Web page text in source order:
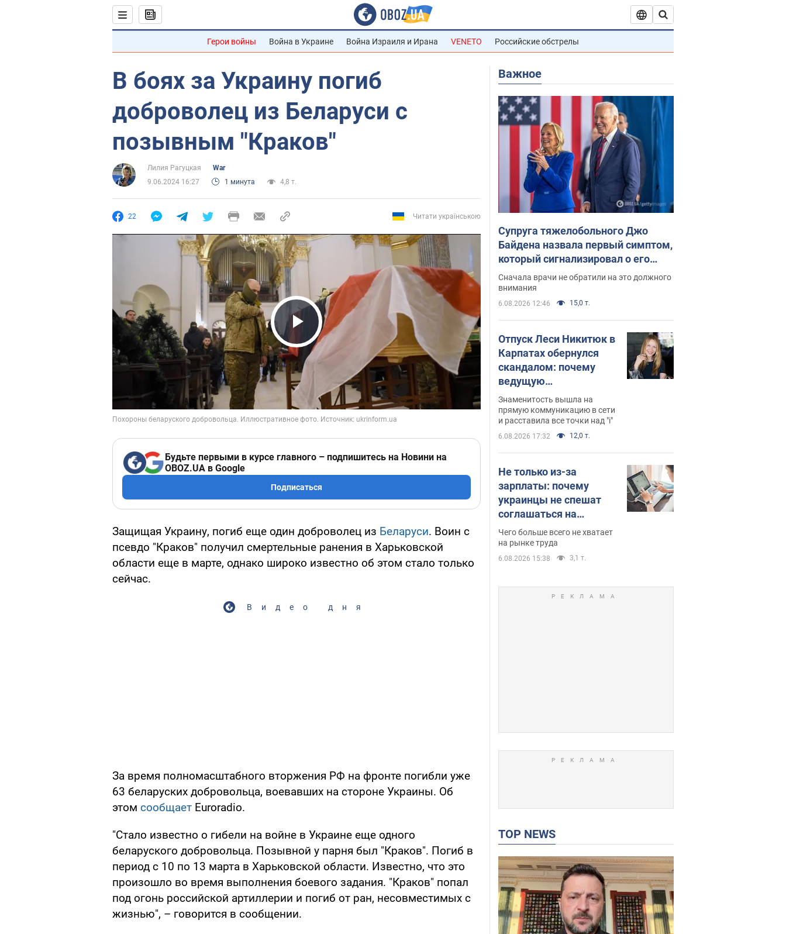
Герои войны Война в Украине Война Израиля и Ирана VENETO Российские обстрелы
В боях за Украину погиб
доброволец из Беларуси с
позывным "Краков"
Лилия Рагуцкая
War
9.06.2024 16:27
1 минута 4,8 т.
22 Читати українською
Play Video
Будьте первыми в курсе главного – подпишитесь на Новини на
OBOZ.UA в Google
Подписаться
Защищая Украину, погиб еще один доброволец из Беларуси. Воин с
псевдо "Краков" получил смертельные ранения в Харьковской
области еще в марте, однако широко известно об этом стало только
сейчас.
Видео дня
За время полномасштабного вторжения РФ на фронте погибли уже
63 беларуских добровольца, воевавших на стороне Украины. Об
этом сообщает Euroradio.
"Стало известно о гибели на войне в Украине еще одного
беларуского добровольца. Позывной у парня был "Краков". Погиб в
период с 10 по 13 марта в Харьковской области. Известно, что это
произошло во время выполнения боевого задания. "Краков" попал
под огонь российской артиллерии и погиб от ран, несовместимых с
жизнью", – говорится в сообщении.
Важное
Супруга тяжелобольного Джо
Байдена назвала первый симптом,
который сигнализировал о его
"агрессивном" раке
Сначала врачи не обратили на это должного
внимания
6.08.2026 12:46 15,0 т.
Отпуск Леси Никитюк в
Карпатах обернулся
скандалом: почему
ведущую
несправедливо
захейтили
Знаменитость вышла на
прямую коммуникацию в сети
и расставила все точки над "i"
6.08.2026 17:32 12,0 т.
Не только из-за
зарплаты: почему
украинцы не спешат
соглашаться на
вакансии
Чего больше всего не хватает
на рынке труда
6.08.2026 15:38 3,1 т.
TOP NEWS